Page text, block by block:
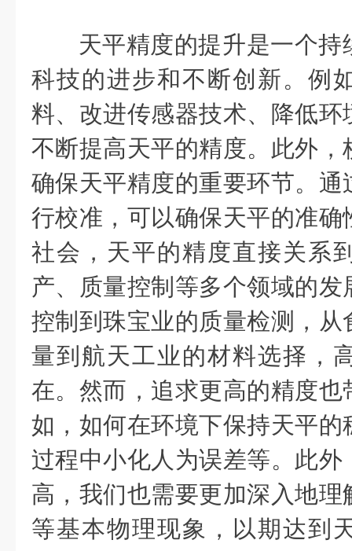
天平精度的提升是一个持
科技的进步和不断创新。例
料、改进传感器技术、降低
不断提高天平的精度。此外
确保天平精度的重要环节。
行校准，可以确保天平的准
社会，天平的精度直接关系
产、质量控制等多个领域的
控制到珠宝业的质量检测，
量到航天工业的材料选择，
在。然而，追求更高的精度
如，如何在环境下保持天平
过程中小化人为误差等。此
高，我们也需要更加深入地
等基本物理现象，以期达到